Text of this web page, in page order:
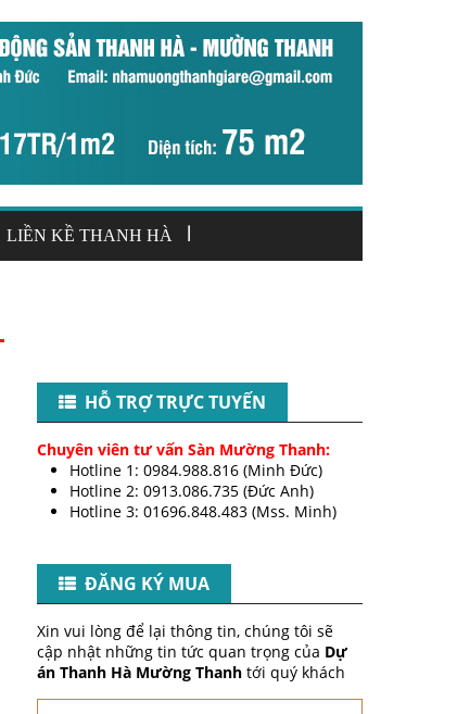
LIỀN KỀ THANH HÀ |
HỖ TRỢ TRỰC TUYẾN
Chuyên viên tư vấn Sàn Mường Thanh:
Hotline 1: 0984.988.816 (Minh Đức)
Hotline 2: 0913.086.735 (Đức Anh)
Hotline 3: 01696.848.483 (Mss. Minh)​
ĐĂNG KÝ MUA
Xin vui lòng để lại thông tin, chúng tôi sẽ
cập nhật những tin tức quan trọng của Dự
án Thanh Hà Mường Thanh tới quý khách